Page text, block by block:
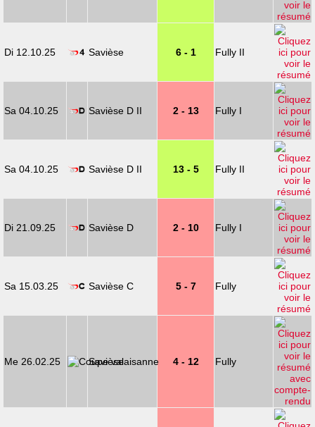
Di 12.10.25 Savièse 6 - 1 Fully II
Sa 04.10.25 Savièse D II 2 - 13 Fully I
Sa 04.10.25 Savièse D II 13 - 5 Fully II
Di 21.09.25 Savièse D 2 - 10 Fully I
Sa 15.03.25 Savièse C 5 - 7 Fully
Me 26.02.25 Savièse 4 - 12 Fully